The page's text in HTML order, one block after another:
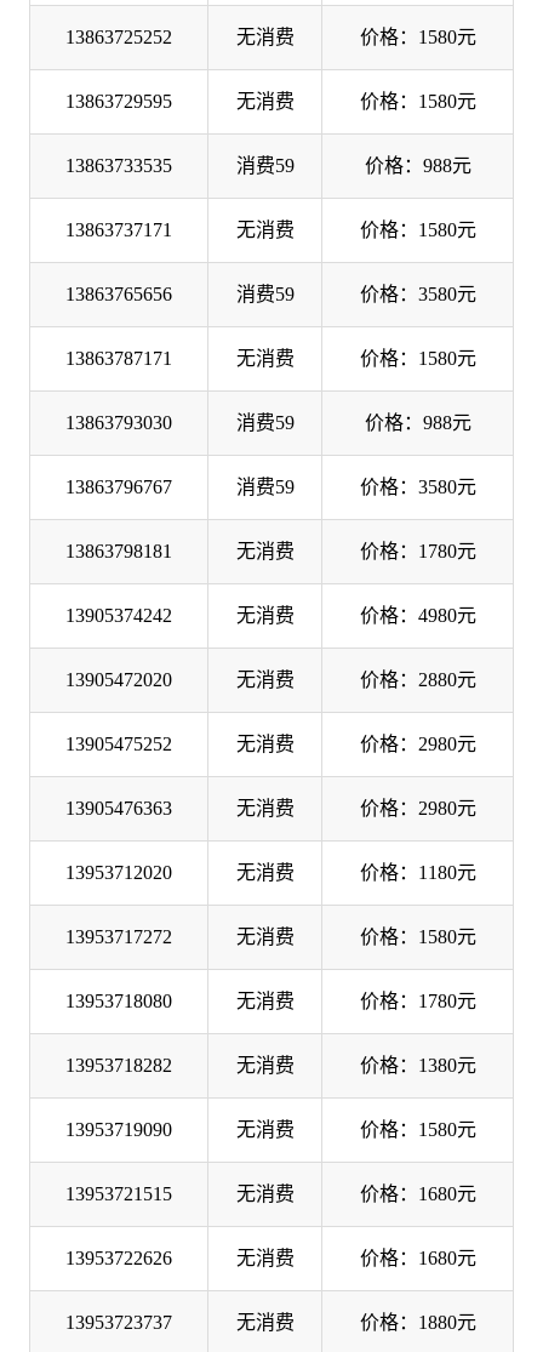
13863725252 无消费 价格：1580元
13863729595 无消费 价格：1580元
13863733535 消费59 价格：988元
13863737171 无消费 价格：1580元
13863765656 消费59 价格：3580元
13863787171 无消费 价格：1580元
13863793030 消费59 价格：988元
13863796767 消费59 价格：3580元
13863798181 无消费 价格：1780元
13905374242 无消费 价格：4980元
13905472020 无消费 价格：2880元
13905475252 无消费 价格：2980元
13905476363 无消费 价格：2980元
13953712020 无消费 价格：1180元
13953717272 无消费 价格：1580元
13953718080 无消费 价格：1780元
13953718282 无消费 价格：1380元
13953719090 无消费 价格：1580元
13953721515 无消费 价格：1680元
13953722626 无消费 价格：1680元
13953723737 无消费 价格：1880元